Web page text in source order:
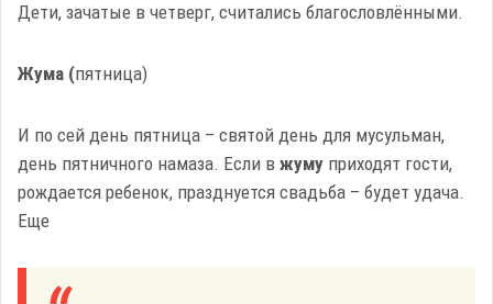
Дети, зачатые в четверг, считались благословлёнными.
Жума (пятница)
И по сей день пятница – святой день для мусульман,
день пятничного намаза. Если в жуму приходят гости,
рождается ребенок, празднуется свадьба – будет удача.
Еще